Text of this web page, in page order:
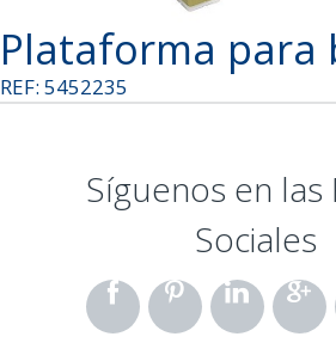
Plataforma para
REF: 5452235
Síguenos en las
Sociales